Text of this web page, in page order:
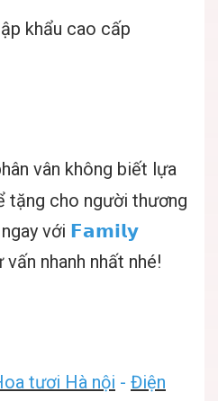
khẩu cao cấp
vân không biết lựa
tặng cho người thương
với 𝗙𝗮𝗺𝗶𝗹𝘆
nhanh nhất nhé!
tươi Hà nội - Điện